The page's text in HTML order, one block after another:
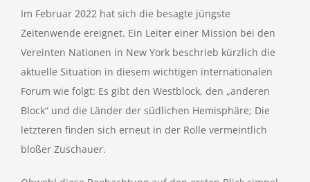
Im Februar 2022 hat sich die besagte jüngste
Zeitenwende ereignet. Ein Leiter einer Mission bei den
Vereinten Nationen in New York beschrieb kürzlich die
aktuelle Situation in diesem wichtigen internationalen
Forum wie folgt: Es gibt den Westblock, den „anderen
Block“ und die Länder der südlichen Hemisphäre; Die
letzteren finden sich erneut in der Rolle vermeintlich
bloßer Zuschauer.